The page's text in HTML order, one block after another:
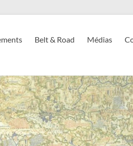
Belt & Road Médias